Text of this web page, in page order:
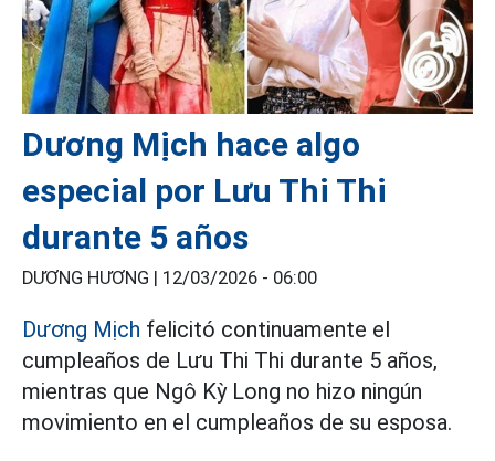
Dương Mịch hace algo
especial por Lưu Thi Thi
durante 5 años
DƯƠNG HƯƠNG | 12/03/2026 - 06:00
Dương Mịch felicitó continuamente el
cumpleaños de Lưu Thi Thi durante 5 años,
mientras que Ngô Kỳ Long no hizo ningún
movimiento en el cumpleaños de su esposa.